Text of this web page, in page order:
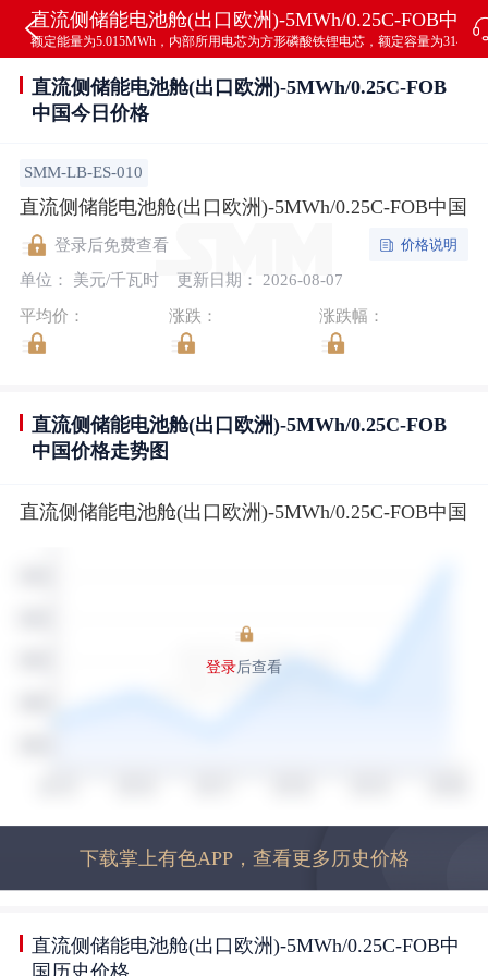
直流侧储能电池舱(出口欧洲)-5MWh/0.25C-FOB中国
额定能量为5.015MWh，内部所用电芯为方形磷酸铁锂电芯，额定容量为
直流侧储能电池舱(出口欧洲)-5MWh/0.25C-FOB
中国今日价格
SMM-LB-ES-010
直流侧储能电池舱(出口欧洲)-5MWh/0.25C-FOB中国
登录后免费查看
单位： 美元/千瓦时
更新日期： 2026-08-07
价格说明
平均价： 涨跌： 涨跌幅：
直流侧储能电池舱(出口欧洲)-5MWh/0.25C-FOB
中国价格走势图
直流侧储能电池舱(出口欧洲)-5MWh/0.25C-FOB中国
登录后查看
下载掌上有色APP，查看更多历史价格
直流侧储能电池舱(出口欧洲)-5MWh/0.25C-FOB中